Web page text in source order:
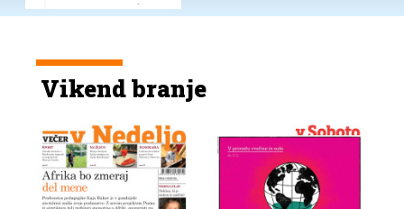
Vikend branje